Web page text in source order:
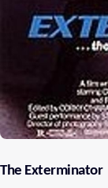
The Exterminator